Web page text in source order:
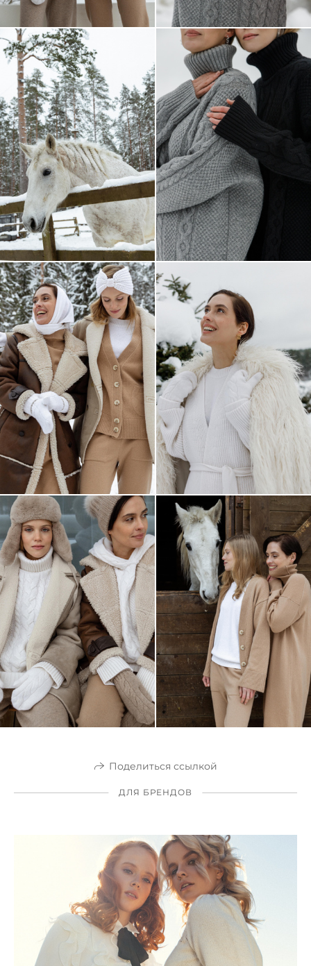
Поделиться ссылкой
ДЛЯ БРЕНДОВ